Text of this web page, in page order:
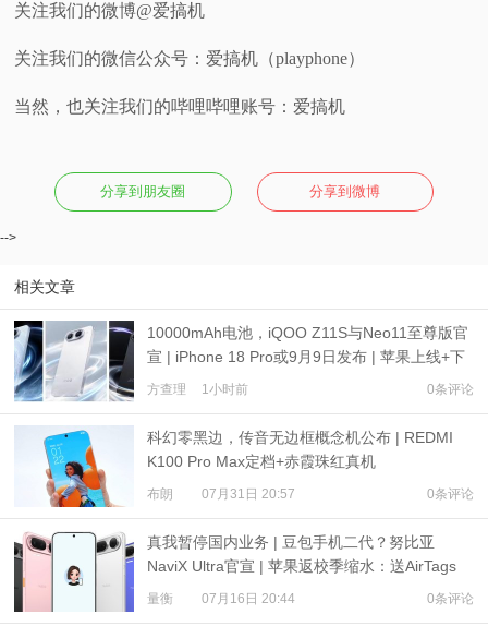
关注我们的微博@爱搞机
关注我们的微信公众号：爱搞机（playphone）
当然，也关注我们的哔哩哔哩账号：爱搞机
分享到朋友圈 分享到微博
-->
相关文章
10000mAh电池，iQOO Z11S与Neo11至尊版官
宣 | iPhone 18 Pro或9月9日发布 | 苹果上线+下
线千问使用手册
方查理 1小时前 0条评论
科幻零黑边，传音无边框概念机公布 | REDMI
K100 Pro Max定档+赤霞珠红真机
布朗 07月31日 20:57 0条评论
真我暂停国内业务 | 豆包手机二代？努比亚
NaviX Ultra官宣 | 苹果返校季缩水：送AirTags
量衡 07月16日 20:44 0条评论